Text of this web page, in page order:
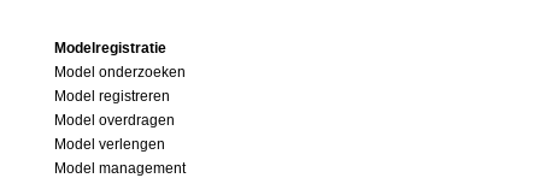
Modelregistratie
Model onderzoeken
Model registreren
Model overdragen
Model verlengen
Model management